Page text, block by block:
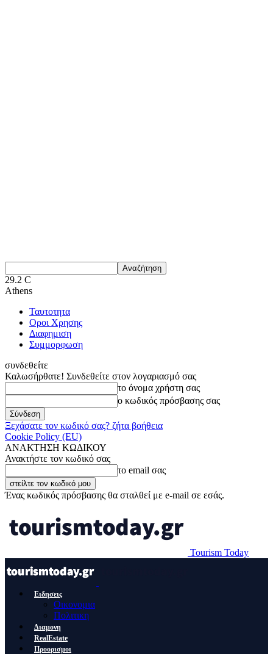
29.2 C
Athens
Ταυτοτητα
Οροι Χρησης
Διαφημιση
Συμμορφωση
συνδεθείτε
Καλωσήρθατε! Συνδεθείτε στον λογαριασμό σας
το όνομα χρήστη σας
ο κωδικός πρόσβασης σας
Ξεχάσατε τον κωδικό σας? ζήτα βοήθεια
Cookie Policy (EU)
ΑΝΑΚΤΗΣΗ ΚΩΔΙΚΟΥ
Ανακτήστε τον κωδικό σας
το email σας
Ένας κωδικός πρόσβασης θα σταλθεί με e-mail σε εσάς.
Tourism Today
Ειδησεις
Οικονομια
Πολιτικη
Διαμονη
RealEstate
Προορισμοι